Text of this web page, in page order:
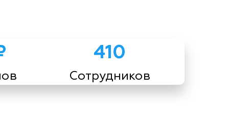
410
Сотрудников